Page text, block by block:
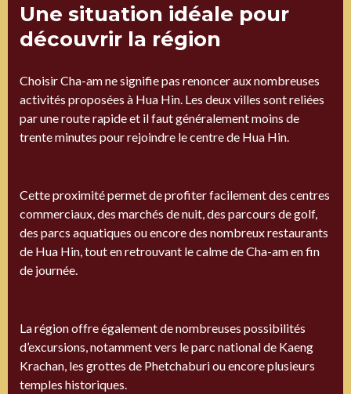
Une situation idéale pour
découvrir la région
Choisir Cha-am ne signifie pas renoncer aux nombreuses
activités proposées à Hua Hin. Les deux villes sont reliées
par une route rapide et il faut généralement moins de
trente minutes pour rejoindre le centre de Hua Hin.
Cette proximité permet de profiter facilement des centres
commerciaux, des marchés de nuit, des parcours de golf,
des parcs aquatiques ou encore des nombreux restaurants
de Hua Hin, tout en retrouvant le calme de Cha-am en fin
de journée.
La région offre également de nombreuses possibilités
d’excursions, notamment vers le parc national de Kaeng
Krachan, les grottes de Phetchaburi ou encore plusieurs
temples historiques.